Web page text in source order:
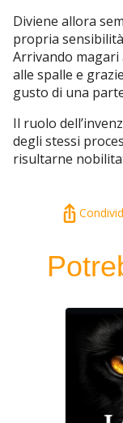
Diviene allora
propria
Arrivando
alle spalle e
gusto di una
Il ruolo
degli stessi
risultarne